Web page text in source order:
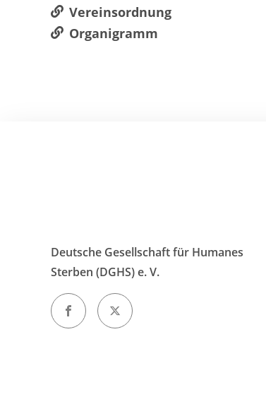
Vereinsordnung
Organigramm
Deutsche Gesellschaft für Humanes
Sterben (DGHS) e. V.